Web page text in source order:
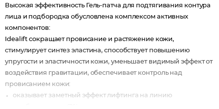
Высокая эффективность Гель-патча для подтягивания контура
лица и подбородка обусловлена комплексом активных
компонентов:
Idealift сокращает провисание и растяжение кожи,
стимулирует синтез эластина, способствует повышению
упругости и эластичности кожи, уменьшает видимый эффект от
воздействия гравитации, обеспечивает контроль над
провисанием кожи:
оказывает заметный эффект лифтинга на линию